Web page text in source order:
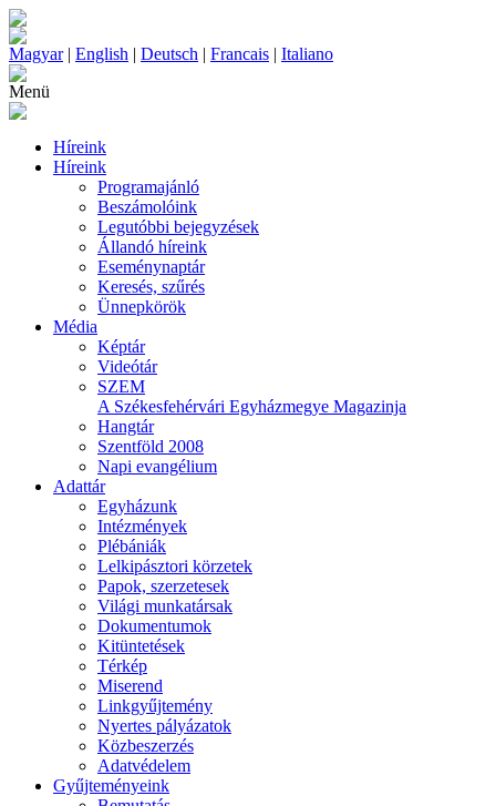
Magyar| English | Deutsch | Francais | Italiano
Menü
Híreink
Híreink
Programajánló
Beszámolóink
Legutóbbi bejegyzések
Állandó híreink
Eseménynaptár
Keresés, szűrés
Ünnepkörök
Média
Képtár
Videótár
SZEM
A Székesfehérvári Egyházmegye Magazinja
Hangtár
Szentföld 2008
Napi evangélium
Adattár
Egyházunk
Intézmények
Plébániák
Lelkipásztori körzetek
Papok, szerzetesek
Világi munkatársak
Dokumentumok
Kitüntetések
Térkép
Miserend
Linkgyűjtemény
Nyertes pályázatok
Közbeszerzés
Adatvédelem
Gyűjteményeink